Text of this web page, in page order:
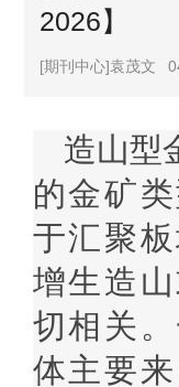
2026】
[期刊中心]袁茂文
造山型
的金矿
于汇聚
增生造
切相关
体主要